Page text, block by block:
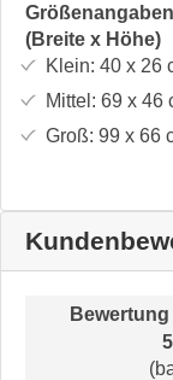
(Breite x Höhe)
Klein: 40 x 26
Mittel: 69 x 46
Groß: 99 x 66